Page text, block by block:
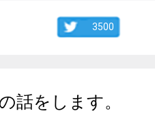
3500
話をします。